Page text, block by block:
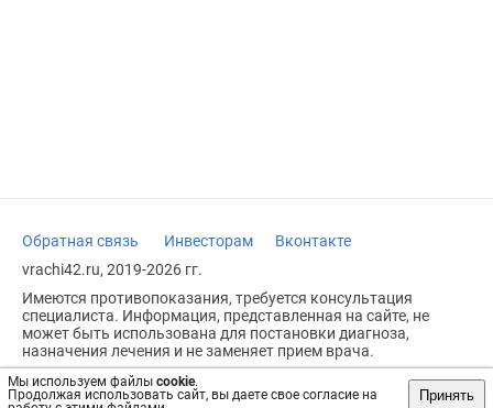
Мы используем файлы cookie.
Продолжая использовать сайт, вы даете свое согласие на
Принять
Обратная связь Инвесторам
Вконтакте
vrachi42.ru, 2019-2026 гг.
Имеются противопоказания, требуется консультация
специалиста. Информация, представленная на сайте, не
может быть использована для постановки диагноза,
назначения лечения и не заменяет прием врача.
Возрастное ограничение: 18+